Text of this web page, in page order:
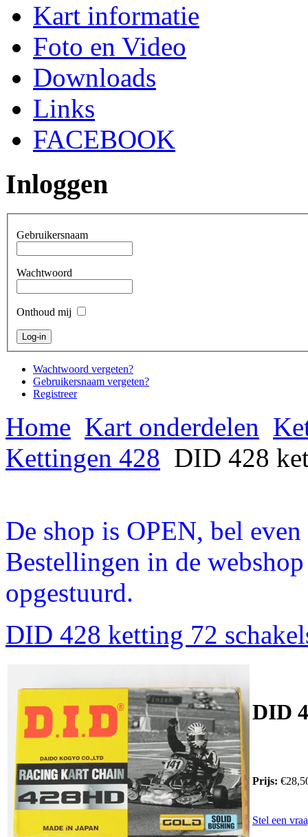
Kart informatie
Foto en Video
Downloads
Links
FACEBOOK
Inloggen
Gebruikersnaam
Wachtwoord
Onthoud mij
Wachtwoord vergeten?
Gebruikersnaam vergeten?
Registreer
Home Kart onderdelen
Kettingen 428 DID 428
De shop is OPEN, bel
Bestellingen in de
opgestuurd.
DID 428 ketting 72
DID
Prijs:
Stel een